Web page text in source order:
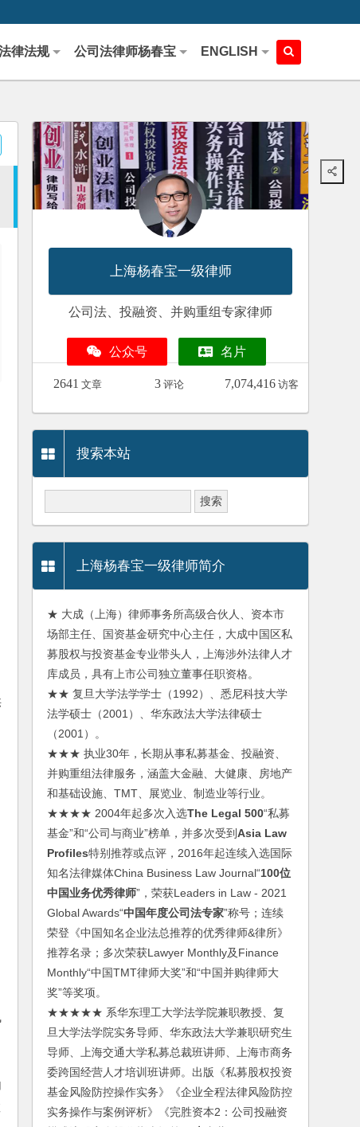
律法规 公司法律师杨春宝 ENGLISH
上海杨春宝一级律师
公司法、投融资、并购重组专家律师
公众号 名片
2641 文章 3 评论 7,074,416 访客
搜索本站
上海杨春宝一级律师简介
★ 大成（上海）律师事务所高级合伙人、资本市
场部主任、国资基金研究中心主任，大成中国区私
募股权与投资基金专业带头人，上海涉外法律人才
库成员，具有上市公司独立董事任职资格。
★★ 复旦大学法学学士（1992）、悉尼科技大学
法学硕士（2001）、华东政法大学法律硕士
（2001）。
★★★ 执业30年，长期从事私募基金、投融资、
并购重组法律服务，涵盖大金融、大健康、房地产
和基础设施、TMT、展览业、制造业等行业。
★★★★ 2004年起多次入选The Legal 500“私募
基金”和“公司与商业”榜单，并多次受到Asia Law
Profiles特别推荐或点评，2016年起连续入选国际
知名法律媒体China Business Law Journal“100位
中国业务优秀律师”，荣获Leaders in Law - 2021
Global Awards“中国年度公司法专家”称号；连续
荣登《中国知名企业法总推荐的优秀律师&律所》
推荐名录；多次荣获Lawyer Monthly及Finance
Monthly“中国TMT律师大奖”和“中国并购律师大
奖”等奖项。
★★★★★ 系华东理工大学法学院兼职教授、复
旦大学法学院实务导师、华东政法大学兼职研究生
导师、上海交通大学私募总裁班讲师、上海市商务
委跨国经营人才培训班讲师。出版《私募股权投资
基金风险防控操作实务》《企业全程法律风险防控
实务操作与案例评析》《完胜资本2：公司投融资